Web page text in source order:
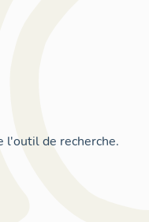
l'outil de recherche.